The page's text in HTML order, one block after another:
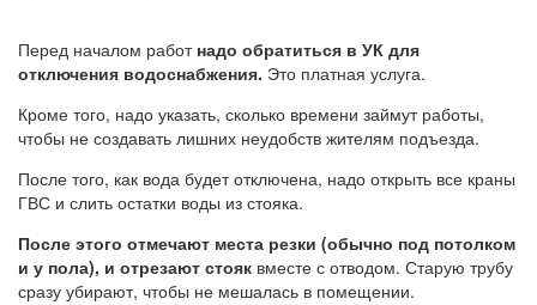
Перед началом работ надо обратиться в УК для
отключения водоснабжения. Это платная услуга.
Кроме того, надо указать, сколько времени займут работы,
чтобы не создавать лишних неудобств жителям подъезда.
После того, как вода будет отключена, надо открыть все краны
ГВС и слить остатки воды из стояка.
После этого отмечают места резки (обычно под потолком
и у пола), и отрезают стояк вместе с отводом. Старую трубу
сразу убирают, чтобы не мешалась в помещении.